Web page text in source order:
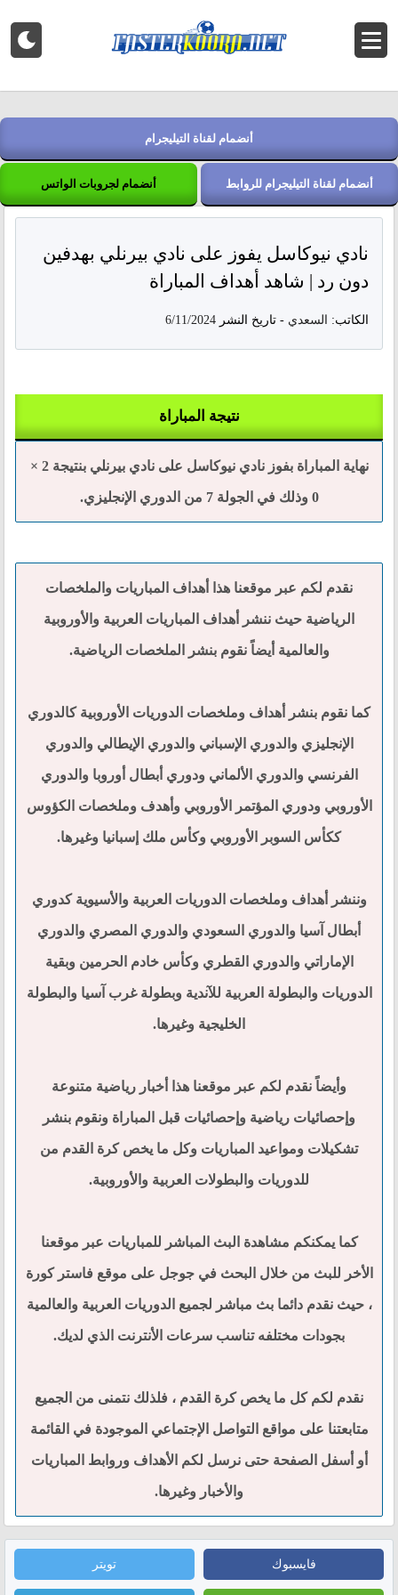
أنضمام لقناة التيليجرام
أنضمام لجروبات الواتس أنضمام لقناة التيليجرام للروابط
نادي نيوكاسل يفوز على نادي بيرنلي بهدفين
دون رد | شاهد أهداف المباراة
الكاتب: السعدي - تاريخ النشر 6/11/2024
نتيجة المباراة
نهاية المباراة بفوز نادي نيوكاسل على نادي بيرنلي بنتيجة 2 ×
0 وذلك في الجولة 7 من الدوري الإنجليزي.
نقدم لكم عبر موقعنا هذا أهداف المباريات والملخصات
الرياضية حيث ننشر أهداف المباريات العربية والأوروبية
والعالمية أيضاً نقوم بنشر الملخصات الرياضية.
كما نقوم بنشر أهداف وملخصات الدوريات الأوروبية كالدوري
الإنجليزي والدوري الإسباني والدوري الإيطالي والدوري
الفرنسي والدوري الألماني ودوري أبطال أوروبا والدوري
الأوروبي ودوري المؤتمر الأوروبي وأهدف وملخصات الكؤوس
ككأس السوبر الأوروبي وكأس ملك إسبانيا وغيرها.
وننشر أهداف وملخصات الدوريات العربية والأسيوية كدوري
أبطال آسيا والدوري السعودي والدوري المصري والدوري
الإماراتي والدوري القطري وكأس خادم الحرمين وبقية
الدوريات والبطولة العربية للآندية وبطولة غرب آسيا والبطولة
الخليجية وغيرها.
وأيضاً نقدم لكم عبر موقعنا هذا أخبار رياضية متنوعة
وإحصائيات رياضية وإحصائيات قبل المباراة ونقوم بنشر
تشكيلات ومواعيد المباريات وكل ما يخص كرة القدم من
للدوريات والبطولات العربية والأوروبية.
كما يمكنكم مشاهدة البث المباشر للمباريات عبر موقعنا
الأخر للبث من خلال البحث في جوجل على موقع فاستر كورة
، حيث نقدم دائما بث مباشر لجميع الدوريات العربية والعالمية
بجودات مختلفه تناسب سرعات الأنترنت الذي لديك.
نقدم لكم كل ما يخص كرة القدم ، فلذلك نتمنى من الجميع
متابعتنا على مواقع التواصل الإجتماعي الموجودة في القائمة
أو أسفل الصفحة حتى نرسل لكم الأهداف وروابط المباريات
والأخبار وغيرها.
فايسبوك تويتر